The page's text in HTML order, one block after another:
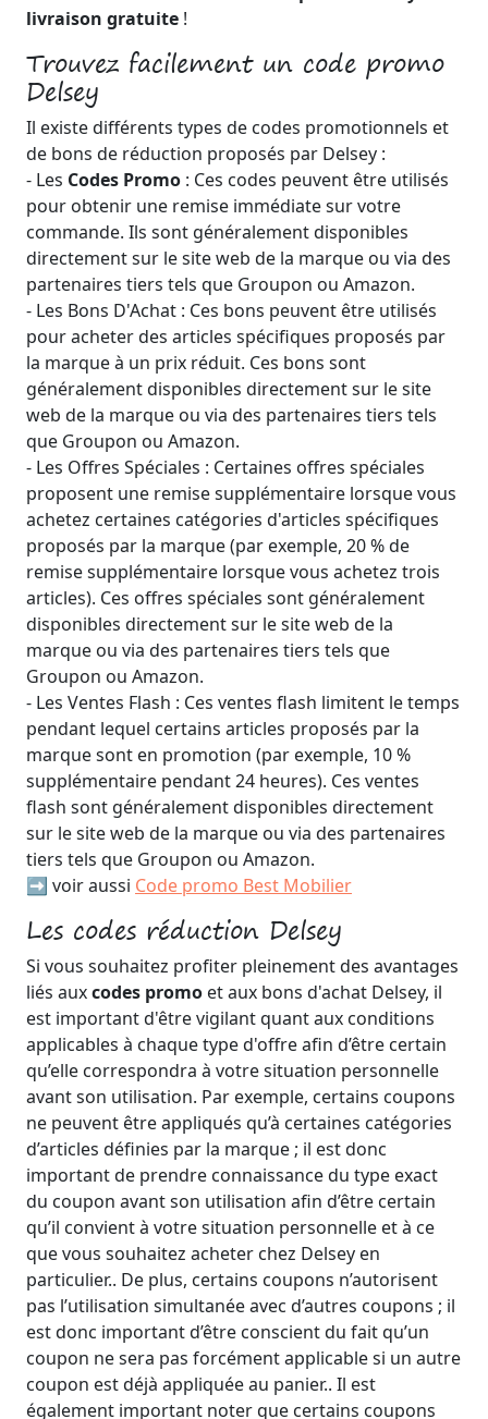
livraison gratuite !
Trouvez facilement un code promo
Delsey
Il existe différents types de codes promotionnels et
de bons de réduction proposés par Delsey :
- Les Codes Promo : Ces codes peuvent être utilisés
pour obtenir une remise immédiate sur votre
commande. Ils sont généralement disponibles
directement sur le site web de la marque ou via des
partenaires tiers tels que Groupon ou Amazon.
- Les Bons D'Achat : Ces bons peuvent être utilisés
pour acheter des articles spécifiques proposés par
la marque à un prix réduit. Ces bons sont
généralement disponibles directement sur le site
web de la marque ou via des partenaires tiers tels
que Groupon ou Amazon.
- Les Offres Spéciales : Certaines offres spéciales
proposent une remise supplémentaire lorsque vous
achetez certaines catégories d'articles spécifiques
proposés par la marque (par exemple, 20 % de
remise supplémentaire lorsque vous achetez trois
articles). Ces offres spéciales sont généralement
disponibles directement sur le site web de la
marque ou via des partenaires tiers tels que
Groupon ou Amazon.
- Les Ventes Flash : Ces ventes flash limitent le temps
pendant lequel certains articles proposés par la
marque sont en promotion (par exemple, 10 %
supplémentaire pendant 24 heures). Ces ventes
flash sont généralement disponibles directement
sur le site web de la marque ou via des partenaires
tiers tels que Groupon ou Amazon.
➡️ voir aussi Code promo Best Mobilier
Les codes réduction Delsey
Si vous souhaitez profiter pleinement des avantages
liés auxcodes promo et aux bons d'achat Delsey, il
est important d'être vigilant quant aux conditions
applicables à chaque type d'offre afin d’être certain
qu’elle correspondra à votre situation personnelle
avant son utilisation. Par exemple, certains coupons
ne peuvent être appliqués qu’à certaines catégories
d’articles définies par la marque ; il est donc
important de prendre connaissance du type exact
du coupon avant son utilisation afin d’être certain
qu’il convient à votre situation personnelle et à ce
que vous souhaitez acheter chez Delsey en
particulier.. De plus, certains coupons n’autorisent
pas l’utilisation simultanée avec d’autres coupons ; il
est donc important d’être conscient du fait qu’un
coupon ne sera pas forcément applicable si un autre
coupon est déjà appliquée au panier.. Il est
également important noter que certains coupons